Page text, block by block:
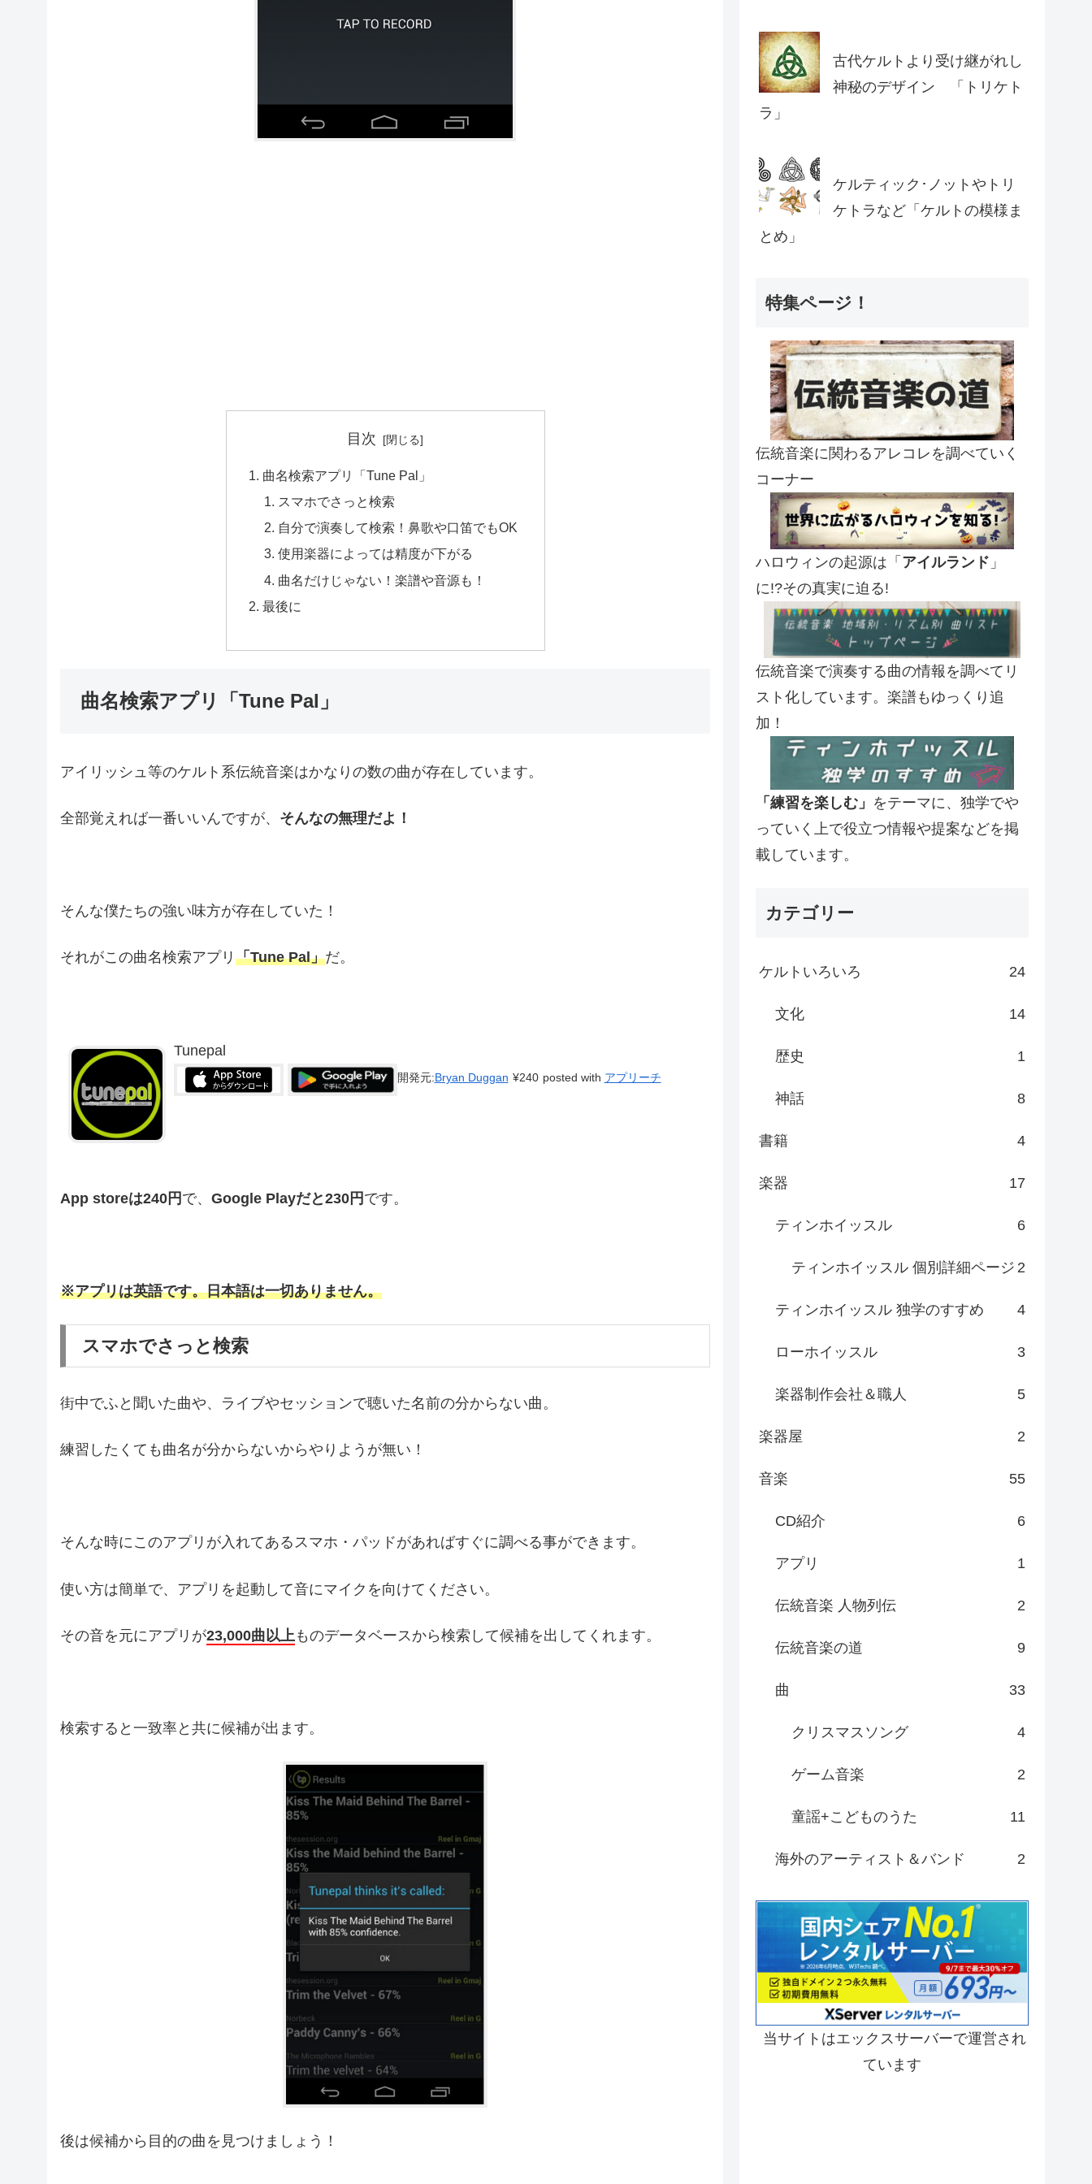
目次
曲名検索アプリ「Tune Pal」
スマホでさっと検索
自分で演奏して検索！鼻歌や口笛でもOK
使用楽器によっては精度が下がる
曲名だけじゃない！楽譜や音源も！
最後に
曲名検索アプリ「Tune Pal」
アイリッシュ等のケルト系伝統音楽はかなりの数の曲が存在しています。
全部覚えれば一番いいんですが、 そんなの無理だよ！
そんな僕たちの強い味方が存在していた！
それがこの曲名検索アプリ 「Tune Pal」だ。
Tunepal
開発元:Bryan Duggan ¥240 posted with アプリーチ
App storeは240円 で、 Google Playだと230円 です。
※アプリは英語です。日本語は一切ありません。
スマホでさっと検索
街中でふと聞いた曲や、ライブやセッションで聴いた名前の分からない曲。
練習したくても曲名が分からないからやりようが無い！
そんな時にこのアプリが入れてあるスマホ・パッドがあればすぐに調べる事ができます。
使い方は簡単で、アプリを起動して音にマイクを向けてください。
その音を元にアプリが23,000曲以上 ものデータベースから検索して候補を出してくれます。
検索すると一致率と共に候補が出ます。
後は候補から目的の曲を見つけましょう！
古代ケルトより受け継がれし
神秘のデザイン 「トリケト
ラ」
ケルティック･ノットやトリ
ケトラなど「ケルトの模様ま
とめ」
特集ページ！
伝統音楽に関わるアレコレを調べていく
コーナー
ハロウィンの起源は「 アイルランド 」
に!?その真実に迫る!
伝統音楽で演奏する曲の情報を調べてリ
スト化しています。楽譜もゆっくり追
加！
「練習を楽しむ」 をテーマに、独学でや
っていく上で役立つ情報や提案などを掲
載しています。
カテゴリー
ケルトいろいろ 24
文化 14
歴史 1
神話 8
書籍 4
楽器 17
ティンホイッスル 6
ティンホイッスル 個別詳細ページ 2
ティンホイッスル 独学のすすめ 4
ローホイッスル 3
楽器制作会社＆職人 5
楽器屋 2
音楽 55
CD紹介 6
アプリ 1
伝統音楽 人物列伝 2
伝統音楽の道 9
曲 33
クリスマスソング 4
ゲーム音楽 2
童謡+こどものうた 11
海外のアーティスト＆バンド 2
当サイトはエックスサーバーで運営され
ています